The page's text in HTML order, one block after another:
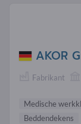
AKOR
Fabrikant
Medische
Beddendekens